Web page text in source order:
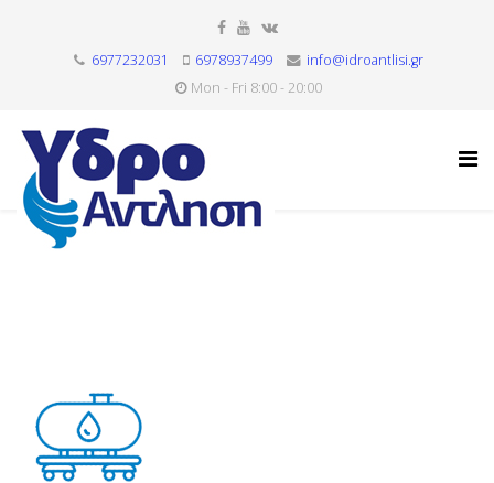
6977232031 6978937499
info@idroantlisi.gr
Mon - Fri 8:00 - 20:00